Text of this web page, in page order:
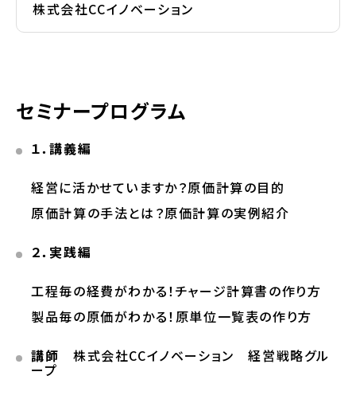
株式会社CCイノベーション
セミナープログラム
１．講義編
経営に活かせていますか？原価計算の目的
原価計算の手法とは？原価計算の実例紹介
２．実践編
工程毎の経費がわかる！チャージ計算書の作り方
製品毎の原価がわかる！原単位一覧表の作り方
講師 株式会社CCイノベーション 経営戦略グル
ープ